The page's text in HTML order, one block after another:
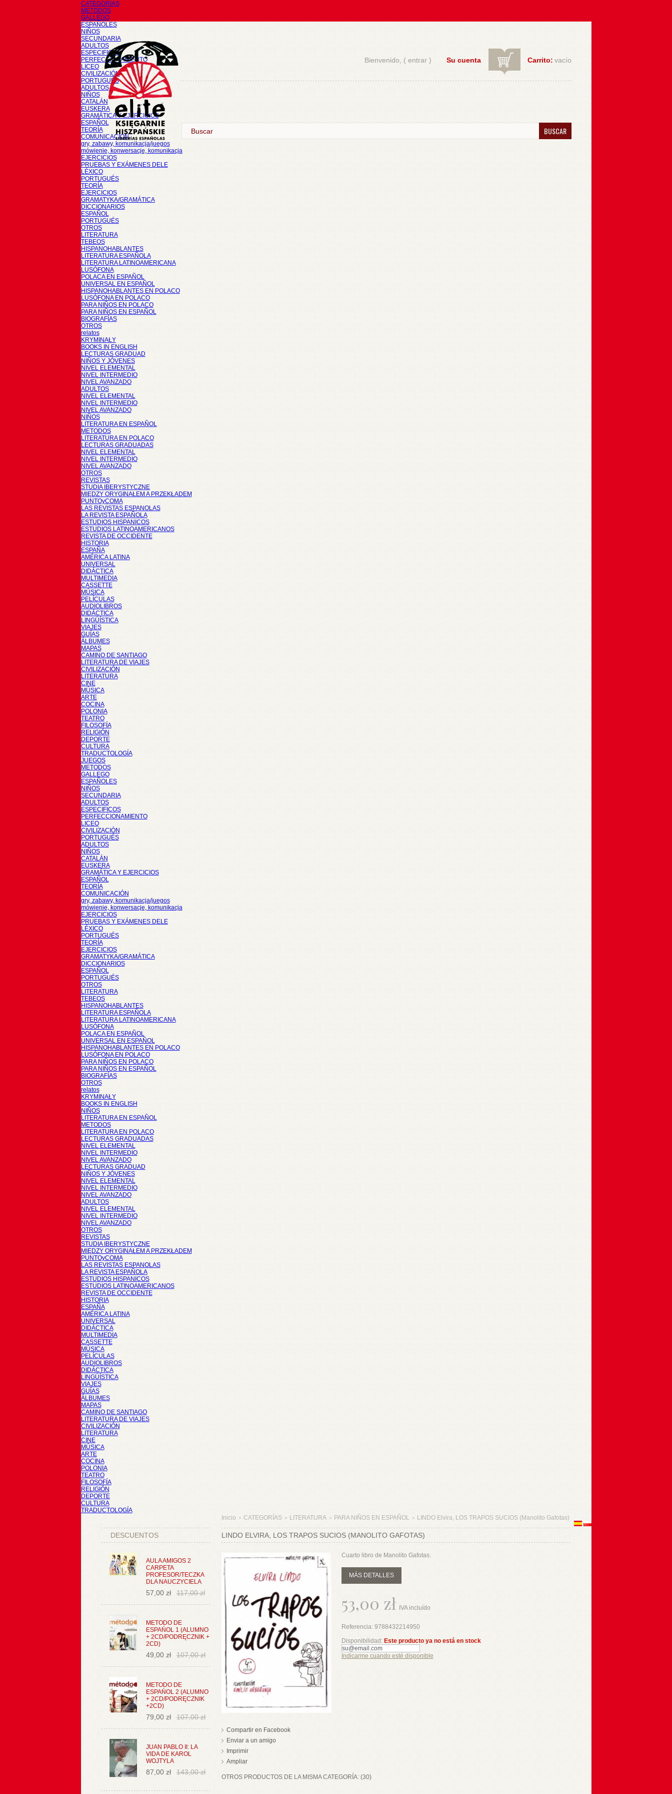
CATEGORÍAS
METODOS
GALLEGO
ESPAÑOLES
NIÑOS
SECUNDARIA
ADULTOS
ESPECIFICOS
PERFECCIONAMIENTO
LICEO
CIVILIZACIÓN
PORTUGUÉS
ADULTOS
NIÑOS
CATALÁN
EUSKERA
GRAMÁTICA Y EJERCICIOS
ESPAÑOL
TEORÍA
COMUNICACIÓN
gry, zabawy, komunikacja/juegos
mówienie, konwersacje, komunikacja
EJERCICIOS
PRUEBAS Y EXÁMENES DELE
LÉXICO
PORTUGUÉS
TEORÍA
EJERCICIOS
GRAMATYKA/GRAMÁTICA
DICCIONARIOS
ESPAÑOL
PORTUGUÉS
OTROS
LITERATURA
TEBEOS
HISPANOHABLANTES
LITERATURA ESPAÑOLA
LITERATURA LATINOAMERICANA
LUSÓFONA
POLACA EN ESPAÑOL
UNIVERSAL EN ESPAÑOL
HISPANOHABLANTES EN POLACO
LUSÓFONA EN POLACO
PARA NIÑOS EN POLACO
PARA NIÑOS EN ESPAÑOL
BIOGRAFÍAS
OTROS
relatos
KRYMINAŁY
BOOKS IN ENGLISH
LECTURAS GRADUAD
NIÑOS Y JÓVENES
NIVEL ELEMENTAL
NIVEL INTERMEDIO
NIVEL AVANZADO
ADULTOS
NIVEL ELEMENTAL
NIVEL INTERMEDIO
NIVEL AVANZADO
NIÑOS
LITERATURA EN ESPAÑOL
METODOS
LITERATURA EN POLACO
LECTURAS GRADUADAS
NIVEL ELEMENTAL
NIVEL INTERMEDIO
NIVEL AVANZADO
OTROS
REVISTAS
STUDIA IBERYSTYCZNE
MIĘDZY ORYGINAŁEM A PRZEKŁADEM
PUNTOyCOMA
LAS REVISTAS ESPANOLAS
LA REVISTA ESPAÑOLA
ESTUDIOS HISPANICOS
ESTUDIOS LATINOAMERICANOS
REVISTA DE OCCIDENTE
HISTORIA
ESPAÑA
AMÉRICA LATINA
UNIVERSAL
DIDÁCTICA
MULTIMEDIA
CASSETTE
MÚSICA
PELÍCULAS
AUDIOLIBROS
DIDÁCTICA
LINGÜÍSTICA
VIAJES
GUÍAS
ÁLBUMES
MAPAS
CAMINO DE SANTIAGO
LITERATURA DE VIAJES
CIVILIZACIÓN
LITERATURA
CINE
MÚSICA
ARTE
COCINA
POLONIA
TEATRO
FILOSOFÍA
RELIGIÓN
DEPORTE
CULTURA
TRADUCTOLOGÍA
JUEGOS
METODOS
GALLEGO
ESPAÑOLES
NIÑOS
SECUNDARIA
ADULTOS
ESPECIFICOS
PERFECCIONAMIENTO
LICEO
CIVILIZACIÓN
PORTUGUÉS
ADULTOS
NIÑOS
CATALÁN
EUSKERA
GRAMÁTICA Y EJERCICIOS
ESPAÑOL
TEORÍA
COMUNICACIÓN
gry, zabawy, komunikacja/juegos
mówienie, konwersacje, komunikacja
EJERCICIOS
PRUEBAS Y EXÁMENES DELE
LÉXICO
PORTUGUÉS
TEORÍA
EJERCICIOS
GRAMATYKA/GRAMÁTICA
DICCIONARIOS
ESPAÑOL
PORTUGUÉS
OTROS
LITERATURA
TEBEOS
HISPANOHABLANTES
LITERATURA ESPAÑOLA
LITERATURA LATINOAMERICANA
LUSÓFONA
POLACA EN ESPAÑOL
UNIVERSAL EN ESPAÑOL
HISPANOHABLANTES EN POLACO
LUSÓFONA EN POLACO
PARA NIÑOS EN POLACO
PARA NIÑOS EN ESPAÑOL
BIOGRAFÍAS
OTROS
relatos
KRYMINAŁY
BOOKS IN ENGLISH
NIÑOS
LITERATURA EN ESPAÑOL
METODOS
LITERATURA EN POLACO
LECTURAS GRADUADAS
NIVEL ELEMENTAL
NIVEL INTERMEDIO
NIVEL AVANZADO
LECTURAS GRADUAD
NIÑOS Y JÓVENES
NIVEL ELEMENTAL
NIVEL INTERMEDIO
NIVEL AVANZADO
ADULTOS
NIVEL ELEMENTAL
NIVEL INTERMEDIO
NIVEL AVANZADO
OTROS
REVISTAS
STUDIA IBERYSTYCZNE
MIĘDZY ORYGINAŁEM A PRZEKŁADEM
PUNTOyCOMA
LAS REVISTAS ESPANOLAS
LA REVISTA ESPAÑOLA
ESTUDIOS HISPANICOS
ESTUDIOS LATINOAMERICANOS
REVISTA DE OCCIDENTE
HISTORIA
ESPAÑA
AMÉRICA LATINA
UNIVERSAL
DIDÁCTICA
MULTIMEDIA
CASSETTE
MÚSICA
PELÍCULAS
AUDIOLIBROS
DIDÁCTICA
LINGÜÍSTICA
VIAJES
GUÍAS
ÁLBUMES
MAPAS
CAMINO DE SANTIAGO
LITERATURA DE VIAJES
CIVILIZACIÓN
LITERATURA
CINE
MÚSICA
ARTE
COCINA
POLONIA
TEATRO
FILOSOFÍA
RELIGIÓN
DEPORTE
CULTURA
TRADUCTOLOGÍA
Carrito: vacío
Su cuenta
Bienvenido, ( entrar)
BUSCAR
DESCUENTOS
AULA AMIGOS 2
CARPETA
PROFESOR/TECZKA
DLA NAUCZYCIELA
57,00 zł 117,00 zł
METODO DE
ESPAŃOL 1 (ALUMNO
+ 2CD/PODRĘCZNIK +
2CD)
49,00 zł 107,00 zł
METODO DE
ESPAŃOL 2 (ALUMNO
+ 2CD/PODRĘCZNIK
+2CD)
79,00 zł 107,00 zł
JUAN PABLO II: LA
VIDA DE KAROL
WOJTYLA
87,00 zł 143,00 zł
Inicio > CATEGORÍAS > LITERATURA > PARA NIÑOS EN ESPAÑOL > LINDO Elvira, LOS TRAPOS SUCIOS (Manolito Gafotas)
LINDO ELVIRA, LOS TRAPOS SUCIOS (MANOLITO GAFOTAS)
Compartir en Facebook
Enviar a un amigo
Imprimir
Ampliar
Cuarto libro de Manolito Gafotas.
MÁS DETALLES
53,00 zł IVA incluído
Referencia: 9788432214950
Disponibilidad: Este producto ya no está en stock
Indicarme cuando esté disponible
OTROS PRODUCTOS DE LA MISMA CATEGORÍA: (30)